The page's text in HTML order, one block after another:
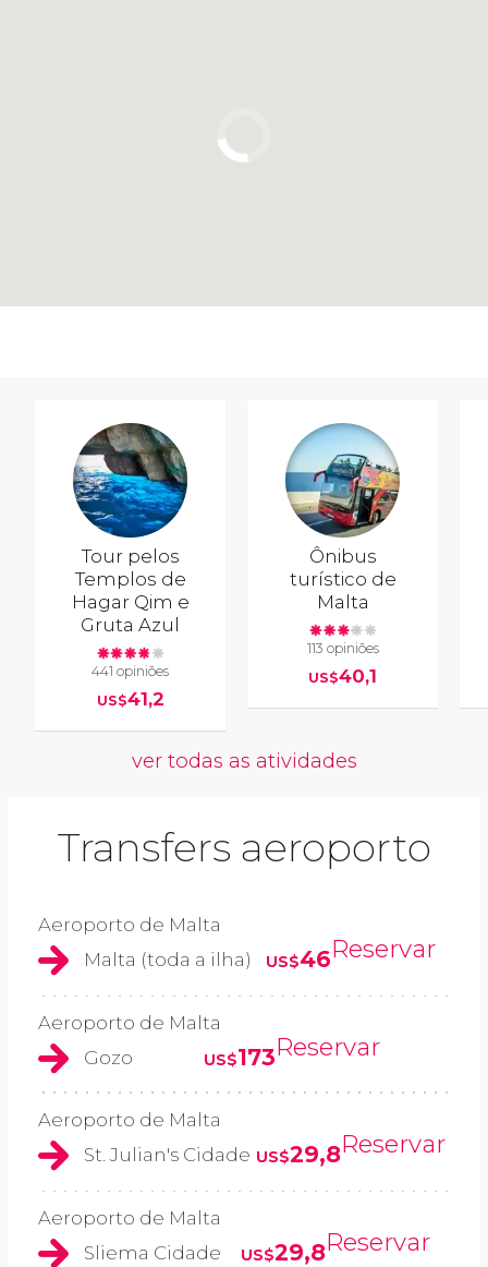
Tour pelos
Templos de
Hagar Qim e
Gruta Azul
441 opiniões
US$41,2
Ônibus
turístico de
Malta
113 opiniões
US$40,1
ver todas as atividades
Transfers aeroporto
Aeroporto de Malta
Malta (toda a ilha)
US$46Reservar
Aeroporto de Malta
Gozo
US$173Reservar
Aeroporto de Malta
St. Julian's Cidade US$29,8Reservar
Aeroporto de Malta
Sliema Cidade
US$29,8Reservar